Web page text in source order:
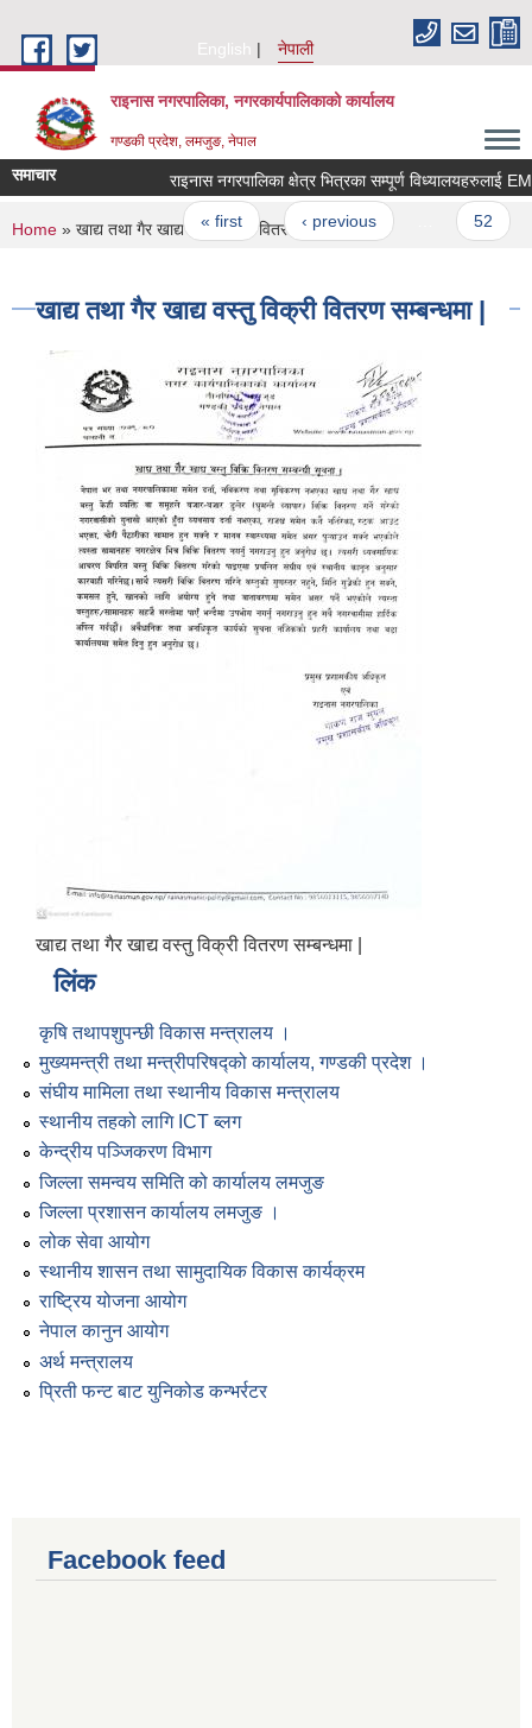
English
नेपाली
राइनास नगरपालिका, नगरकार्यपालिकाको कार्यालय
गण्डकी प्रदेश, लमजुङ, नेपाल
समाचार
Pages
« first ‹ previous 52
You are here
Home » खाद्य तथा गैर खाद्य वस्तु विक्री वितरण सम्बन्धमा |
खाद्य तथा गैर खाद्य वस्तु विक्री वितरण सम्बन्धमा |
खाद्य तथा गैर खाद्य वस्तु विक्री वितरण सम्बन्धमा |
लिंक
कृषि तथापशुपन्छी विकास मन्त्रालय ।
मुख्यमन्त्री तथा मन्त्रीपरिषद्को कार्यालय, गण्डकी प्रदेश ।
संघीय मामिला तथा स्थानीय विकास मन्त्रालय
स्थानीय तहको लागि ICT ब्लग
केन्द्रीय पञ्जिकरण विभाग
जिल्ला समन्वय समिति को कार्यालय लमजुङ
जिल्ला प्रशासन कार्यालय लमजुङ ।
लोक सेवा आयोग
स्थानीय शासन तथा सामुदायिक विकास कार्यक्रम
राष्ट्रिय योजना आयोग
नेपाल कानुन आयोग
अर्थ मन्त्रालय
प्रिती फन्ट बाट युनिकोड कन्भर्रटर
Facebook feed